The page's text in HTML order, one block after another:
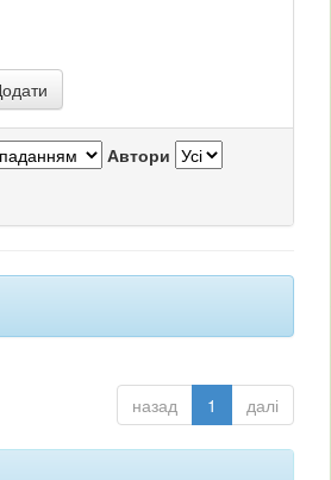
Автори
назад 1 далі